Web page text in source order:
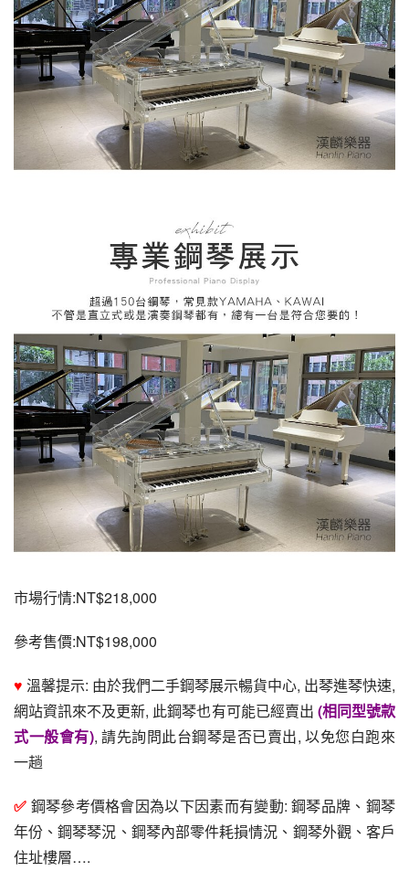
市場行情:NT$218,000
參考售價:NT$198,000
♥ 溫馨提示: 由於我們二手鋼琴展示暢貨中心, 出琴進琴快速,
網站資訊來不及更新, 此鋼琴也有可能已經賣出 (相同型號款
式一般會有), 請先詢問此台鋼琴是否已賣出, 以免您白跑來
一趟
✅ 鋼琴參考價格會因為以下因素而有變動: 鋼琴品牌、鋼琴
年份、鋼琴琴況、鋼琴內部零件耗損情況、鋼琴外觀、客戶
住址樓層….